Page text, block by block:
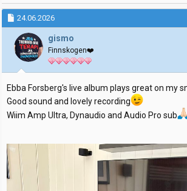
a
k
j
o
n
r
24.06.2026
gismo
Finnskogen❤️
Ebba Forsberg's live album plays great on my
Good sound and lovely recording
Wiim Amp Ultra, Dynaudio and Audio Pro sub